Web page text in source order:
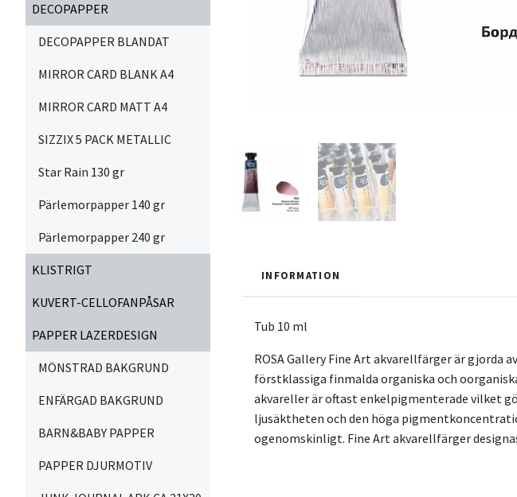
DECOPAPPER
DECOPAPPER BLANDAT
MIRROR CARD BLANK A4
MIRROR CARD MATT A4
SIZZIX 5 PACK METALLIC
Star Rain 130 gr
Pärlemorpapper 140 gr
Pärlemorpapper 240 gr
KLISTRIGT
KUVERT-CELLOFANPÅSAR
PAPPER LAZERDESIGN
MÖNSTRAD BAKGRUND
ENFÄRGAD BAKGRUND
BARN&BABY PAPPER
PAPPER DJURMOTIV
INFORMATION
Tub 10 ml
ROSA Gallery Fine Art akvarellfärger är gjorda
förstklassiga finmalda organiska och
akvareller är oftast enkelpigmenterade vilket
ljusäktheten och den höga
ogenomskinligt. Fine Art akvarellfärger